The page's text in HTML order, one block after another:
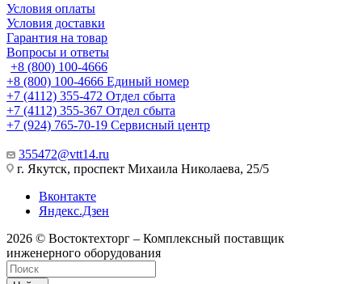
Условия оплаты
Условия доставки
Гарантия на товар
Вопросы и ответы
+8 (800) 100-4666
+8 (800) 100-4666 Единый номер
+7 (4112) 355-472 Отдел сбыта
+7 (4112) 355-367 Отдел сбыта
+7 (924) 765-70-19 Сервисный центр
355472@vtt14.ru
г. Якутск, проспект Михаила Николаева, 25/5
Вконтакте
Яндекс.Дзен
2026 © Востоктехторг – Комплексный поставщик
инженерного оборудования